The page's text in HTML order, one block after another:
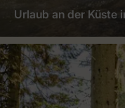
Urlaub an der Küste